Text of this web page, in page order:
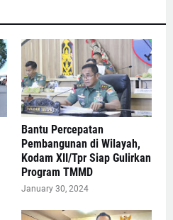
Bantu Percepatan
Pembangunan di Wilayah,
Kodam XII/Tpr Siap Gulirkan
Program TMMD
January 30, 2024